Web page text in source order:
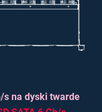
s na dyski twarde